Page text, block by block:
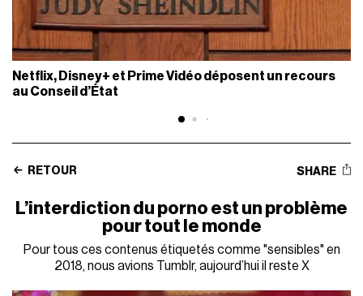
Netflix, Disney+ et Prime Vidéo déposent un recours
au Conseil d’État
RETOUR SHARE
L’interdiction du porno est un problème
pour tout le monde
Pour tous ces contenus étiquetés comme "sensibles" en
2018, nous avions Tumblr, aujourd’hui il reste X